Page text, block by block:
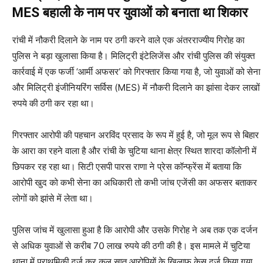
MES बहाली के नाम पर युवाओं को बनाता था शिकार
रांची में नौकरी दिलाने के नाम पर ठगी करने वाले एक अंतरराज्यीय गिरोह का
पुलिस ने बड़ा खुलासा किया है। मिलिट्री इंटेलिजेंस और रांची पुलिस की संयुक्त
कार्रवाई में एक फर्जी ‘आर्मी अफसर’ को गिरफ्तार किया गया है, जो युवाओं को सेना
और मिलिट्री इंजीनियरिंग सर्विस (MES) में नौकरी दिलाने का झांसा देकर लाखों
रुपये की ठगी कर रहा था।
गिरफ्तार आरोपी की पहचान अरविंद प्रसाद के रूप में हुई है, जो मूल रूप से बिहार
के आरा का रहने वाला है और रांची के चुटिया थाना क्षेत्र स्थित शारदा कॉलोनी में
छिपकर रह रहा था। सिटी एसपी पारस राणा ने प्रेस कॉन्फ्रेंस में बताया कि
आरोपी खुद को कभी सेना का अधिकारी तो कभी जांच एजेंसी का अफसर बताकर
लोगों को झांसे में लेता था।
पुलिस जांच में खुलासा हुआ है कि आरोपी और उसके गिरोह ने अब तक एक दर्जन
से अधिक युवाओं से करीब 70 लाख रुपये की ठगी की है। इस मामले में चुटिया